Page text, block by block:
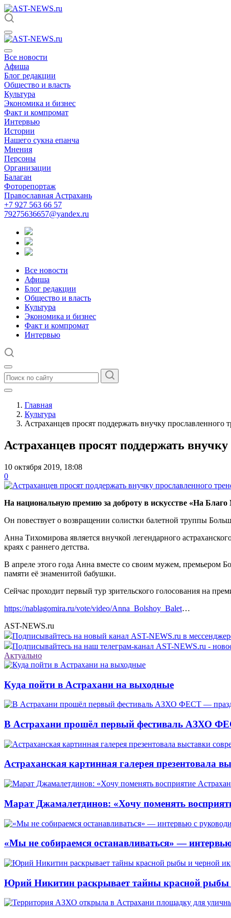
Все новости
Афиша
Блог редакции
Общество и власть
Культура
Экономика и бизнес
Факт и компромат
Интервью
Истории
Нашего сукна епанча
Мнения
Персоны
Организации
Балаган
Фоторепортаж
Православная Астрахань
+7 927 563 66 57
79275636657@yandex.ru
Все новости
Афиша
Блог редакции
Общество и власть
Культура
Экономика и бизнес
Факт и компромат
Интервью
Главная
Культура
Астраханцев просят поддержать внучку прославленного
Астраханцев просят поддержать
10 октября 2019, 18:08
0
На национальную премию за доброту в искусстве «На
Он повествует о возвращении солистки балетной труппы
Анна Тихомирова является внучкой легендарного
краях с раннего детства.
В апреле этого года Анна вместе со своим мужем, премьером
памяти её знаменитой бабушки.
Сейчас проходит первый тур зрительского голосования на
https://nablagomira.ru/vote/video/Anna_Bolshoy_Balet…
AST-NEWS.ru
Подписывайтесь на новый канал AST-NEWS.ru в
Подписывайтесь на наш телеграм-канал AST-NEWS.ru -
Актуально
Куда пойти в Астрахани на выходные
В Астрахани прошёл первый фестиваль АЗХО
Астраханская картинная галерея презентовала
Марат Джамалетдинов: «Хочу поменять
«Мы не собираемся останавливаться» —
Юрий Никитин раскрывает тайны красной рыбы